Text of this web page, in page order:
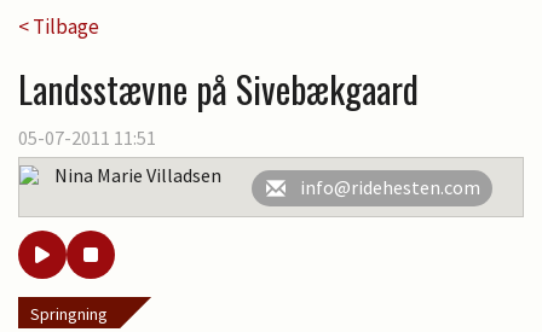
< Tilbage
Landsstævne på Sivebækgaard
05-07-2011 11:51
Nina Marie Villadsen
info@ridehesten.com
Springning